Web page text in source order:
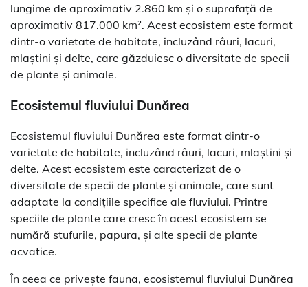
lungime de aproximativ 2.860 km și o suprafață de
aproximativ 817.000 km². Acest ecosistem este format
dintr-o varietate de habitate, incluzând râuri, lacuri,
mlaștini și delte, care găzduiesc o diversitate de specii
de plante și animale.
Ecosistemul fluviului Dunărea
Ecosistemul fluviului Dunărea este format dintr-o
varietate de habitate, incluzând râuri, lacuri, mlaștini și
delte. Acest ecosistem este caracterizat de o
diversitate de specii de plante și animale, care sunt
adaptate la condițiile specifice ale fluviului. Printre
speciile de plante care cresc în acest ecosistem se
numără stufurile, papura, și alte specii de plante
acvatice.
În ceea ce privește fauna, ecosistemul fluviului Dunărea